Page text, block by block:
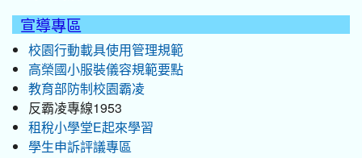
宣導專區
校園行動載具使用管理規範
高榮國小服裝儀容規範要點
教育部防制校園霸凌
反霸凌專線1953
租稅小學堂E起來學習
學生申訴評議專區